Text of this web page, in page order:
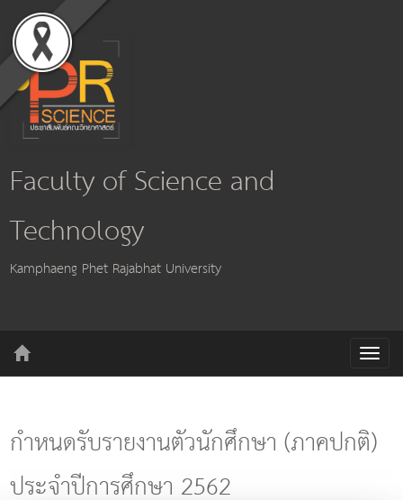
Faculty of Science and
Technology
Kamphaeng Phet Rajabhat University
T
o
l
e
กำหนดรับรายงานตัวนักศึกษา (ภาคปกติ)
ประจำปีการศึกษา 2562